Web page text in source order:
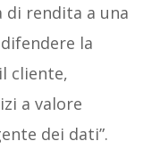
di rendita a una
la
cliente,
a valore
dei dati”.